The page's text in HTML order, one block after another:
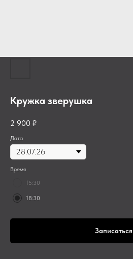
Кружка зверушка
2 900 ₽
Дата
Время
15:30
18:30
Записаться